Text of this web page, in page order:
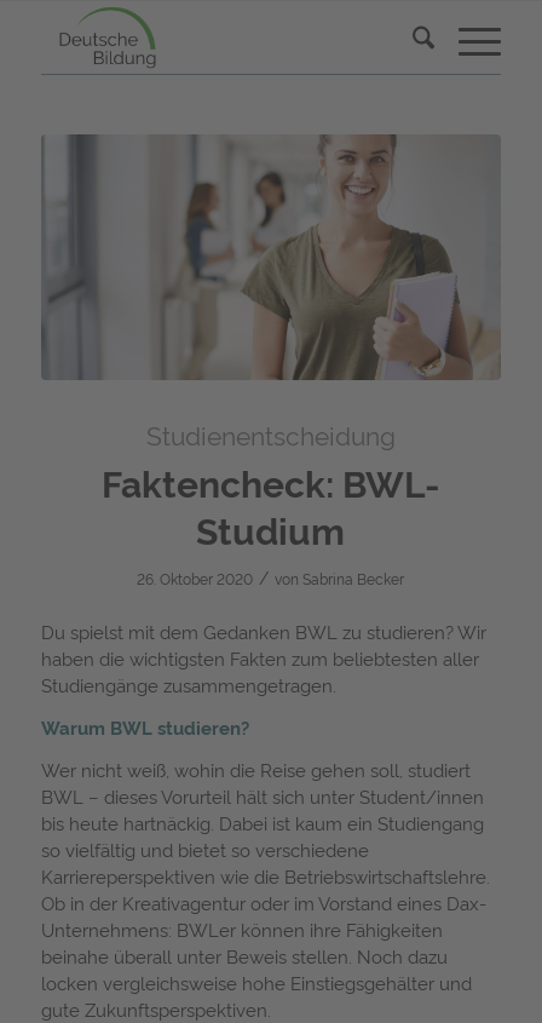
Studienentscheidung
Faktencheck: BWL-
Studium
26. Oktober 2020 / von Sabrina Becker
Du spielst mit dem Gedanken BWL zu studieren? Wir
haben die wichtigsten Fakten zum beliebtesten aller
Studiengänge zusammengetragen.
Warum BWL studieren?
Wer nicht weiß, wohin die Reise gehen soll, studiert
BWL – dieses Vorurteil hält sich unter Student/innen
bis heute hartnäckig. Dabei ist kaum ein Studiengang
so vielfältig und bietet so verschiedene
Karriereperspektiven wie die Betriebswirtschaftslehre.
Ob in der Kreativagentur oder im Vorstand eines Dax-
Unternehmens: BWLer können ihre Fähigkeiten
beinahe überall unter Beweis stellen. Noch dazu
locken vergleichsweise hohe Einstiegsgehälter und
gute Zukunftsperspektiven.